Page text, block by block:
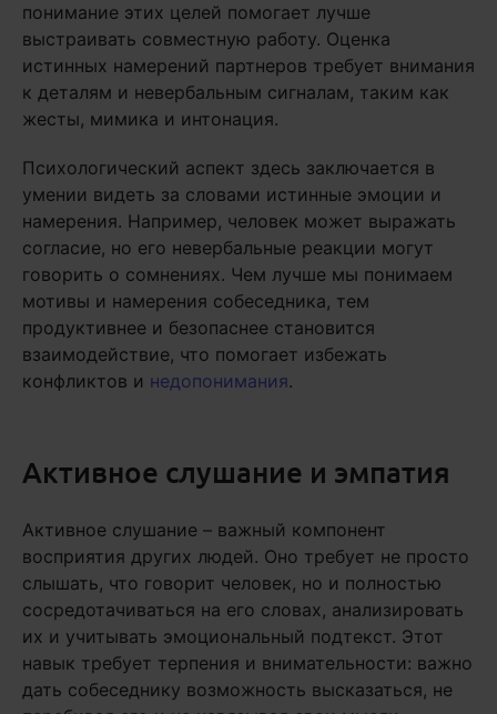
понимание этих целей помогает лучше
выстраивать совместную работу. Оценка
истинных намерений партнеров требует внимания
к деталям и невербальным сигналам, таким как
жесты, мимика и интонация.
Психологический аспект здесь заключается в
умении видеть за словами истинные эмоции и
намерения. Например, человек может выражать
согласие, но его невербальные реакции могут
говорить о сомнениях. Чем лучше мы понимаем
мотивы и намерения собеседника, тем
продуктивнее и безопаснее становится
взаимодействие, что помогает избежать
конфликтов и недопонимания.
Активное слушание и эмпатия
Активное слушание – важный компонент
восприятия других людей. Оно требует не просто
слышать, что говорит человек, но и полностью
сосредотачиваться на его словах, анализировать
их и учитывать эмоциональный подтекст. Этот
навык требует терпения и внимательности: важно
дать собеседнику возможность высказаться, не